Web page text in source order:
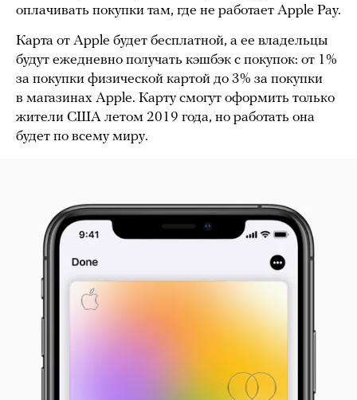
оплачивать покупки там, где не работает Apple Pay.
Карта от Apple будет бесплатной, а ее владельцы
будут ежедневно получать кэшбэк с покупок: от 1%
за покупки физической картой до 3% за покупки
в магазинах Apple. Карту смогут оформить только
жители США летом 2019 года, но работать она
будет по всему миру.